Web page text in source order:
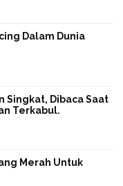
Dalam Dunia
Singkat, Dibaca Saat
Terkabul.
Merah Untuk